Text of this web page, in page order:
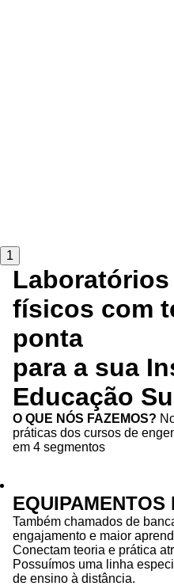
1
físicos com
ponta
para a sua
Educação
O QUE NÓS FAZEMOS?
práticas dos cursos de
em 4 segmentos
EQUIPAMENTOS
Também chamados de
engajamento e maior
Conectam teoria e prática
Possuímos uma linha
de ensino à distância.